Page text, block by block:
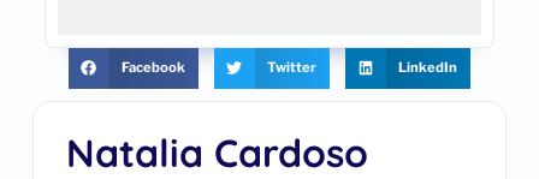
Natalia Cardoso
Facebook Twitter LinkedIn